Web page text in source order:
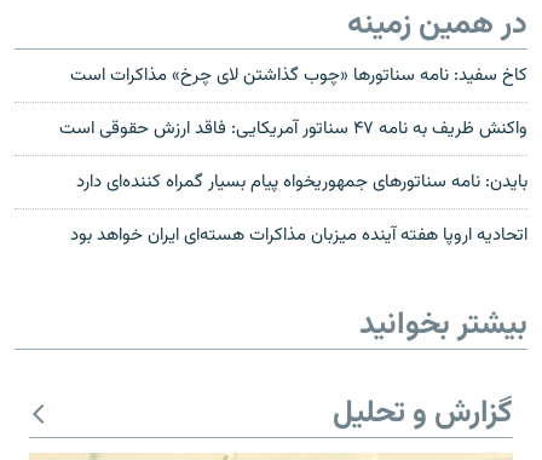
در همین زمینه
کاخ سفید: نامه سناتورها «چوب گذاشتن لای چرخ» مذاکرات است
واکنش ظریف به نامه ۴۷ سناتور آمریکایی: فاقد ارزش حقوقی است
بایدن: نامه سناتورهای جمهوریخواه پیام بسیار گمراه کننده‌ای دارد
اتحادیه اروپا هفته آینده میزبان مذاکرات هسته‌ای ایران خواهد بود
بیشتر بخوانید
گزارش و تحلیل